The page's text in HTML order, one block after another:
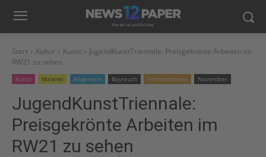
Start Kultur Kunst
JugendKunstTriennale: Preisgekrönte Arbeiten im
RW21 zu sehen
Kunst Malerei Allgemein Bayreuth Informationen November
JugendKunstTriennale:
Preisgekrönte Arbeiten im
RW21 zu sehen